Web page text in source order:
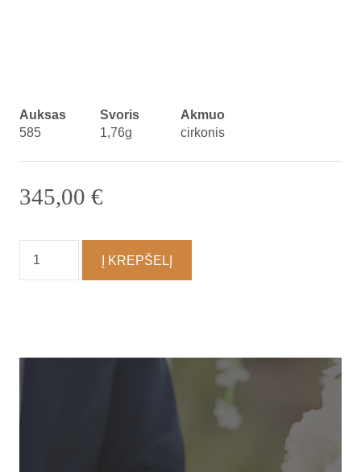
Auksas
585
Svoris
1,76g
Akmuo
cirkonis
345,00 €
kiekis:
Auskarai
Į KREPŠELĮ